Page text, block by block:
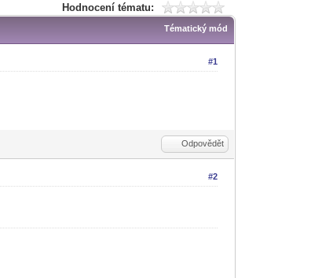
Hodnocení tématu:
Tématický mód
#1
Odpovědět
#2